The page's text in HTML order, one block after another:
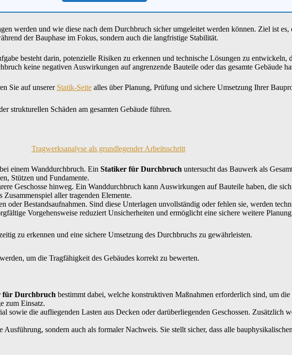
werden und wie diese nach dem Durchbruch sicher umgeleitet werden können. Ziel ist
der Bauphase im Fokus, sondern auch die langfristige Stabilität.
besteht darin, potenzielle Risiken zu erkennen und technische Lösungen zu entwickeln,
keine negativen Auswirkungen auf angrenzende Bauteile oder das gesamte Gebäude
Sie auf unserer Statik-Seite alles über Planung, Prüfung und sichere Umsetzung Ihrer
strukturellen Schäden am gesamten Gebäude führen.
einem Wanddurchbruch. Ein Statiker für Durchbruch untersucht das Bauwerk als
Stützen und Fundamente.
Geschosse hinweg. Ein Wanddurchbruch kann Auswirkungen auf Bauteile haben, die
aller tragenden Elemente.
oder Bestandsaufnahmen. Sind diese Unterlagen unvollständig oder fehlen sie, werden
Vorgehensweise reduziert Unsicherheiten und ermöglicht eine sichere weitere
zu erkennen und eine sichere Umsetzung des Durchbruchs zu gewährleisten.
um die Tragfähigkeit des Gebäudes korrekt zu bewerten.
für Durchbruch bestimmt dabei, welche konstruktiven Maßnahmen erforderlich sind, um
zum Einsatz.
die aufliegenden Lasten aus Decken oder darüberliegenden Geschossen. Zusätzlich
sondern auch als formaler Nachweis. Sie stellt sicher, dass alle